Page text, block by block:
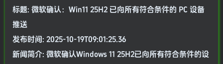
标题: 微软确认：Win11 25H2 已向所有符合条件的 PC 设备
推送
发布时间: 2025-10-19T09:01:25.36
新闻简介: 微软确认Windows 11 25H2已向所有符合条件的设